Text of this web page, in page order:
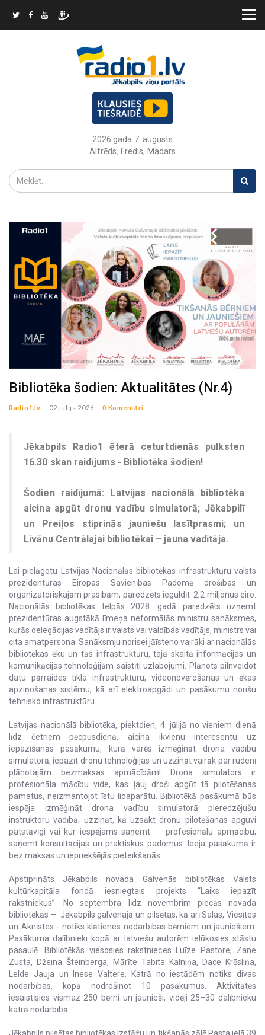
2026.gada 7. augusts
Alfrēds, Fredis, Madars
Bibliotēka šodien: Aktualitātes (Nr.4)
Radio1.lv -- 02 julijs 2026 -- 0 Komentāri
Jēkabpils Radio1 ēterā ceturtdienās pulksten
16.30 skan raidījums - Bibliotēka šodien!
Šodien raidījumā: Latvijas nacionālā bibliotēka
aicina apgūt dronu vadību simulatorā; Jēkabpilī
un Preiļos stiprinās jauniešu lasītprasmi; un
Līvānu Centrālajai bibliotēkai – jauna vadītāja.
Lai pielāgotu Latvijas Nacionālās bibliotēkas infrastruktūru valsts
prezidentūras Eiropas Savienības Padomē drošības un
organizatoriskajām prasībām, paredzēts ieguldīt 2,2 miljonus eiro.
Nacionālās bibliotēkas telpās 2028. gadā paredzēts uzņemt
prezidentūras augstākā līmeņa neformālās ministru sanāksmes,
kurās delegācijas vadītājs ir valsts vai valdības vadītājs, ministrs vai
cita amatpersona. Sanāksmju norisei jāīsteno vairāki ar nacionālās
bibliotēkas ēku un tās infrastruktūru, tajā skaitā informācijas un
komunikācijas tehnoloģijām saistīti uzlabojumi. Plānots pilnveidot
datu pārraides tīkla infrastruktūru, videonovērošanas un ēkas
apziņošanas sistēmu, kā arī elektroapgādi un pasākumu norišu
tehnisko infrastruktūru.
Latvijas nacionālā bibliotēka, piektdien, 4. jūlijā no vieniem dienā
līdz četriem pēcpusdienā, aicina ikvienu interesentu uz
iepazīšanās pasākumu, kurā varēs izmēģināt drona vadību
simulatorā, iepazīt dronu tehnoloģijas un uzzināt vairāk par rudenī
plānotajām bezmaksas apmācībām! Drona simulators ir
profesionāla mācību vide, kas ļauj droši apgūt tā pilotēšanas
pamatus, neizmantojot īstu lidaparātu. Bibliotēkā pasākumā būs
iespēja izmēģināt drona vadību simulatorā pieredzējušu
instruktoru vadībā; uzzināt, kā uzsākt dronu pilotēšanas apguvi
patstāvīgi vai kur iespējams saņemt profesionālu apmācību;
saņemt konsultācijas un praktiskus padomus. Ieeja pasākumā ir
bez maksas un iepriekšējās pieteikšanās.
Apstiprināts Jēkabpils novada Galvenās bibliotēkas Valsts
kultūrkapitāla fondā iesniegtais projekts “Laiks iepazīt
rakstniekus”. No septembra līdz novembrim piecās novada
bibliotēkās – Jēkabpils galvenajā un pilsētas, kā arī Salas, Viesītes
un Aknīstes - notiks klātienes nodarbības bērniem un jauniešiem.
Pasākuma dalībnieki kopā ar latviešu autorēm ielūkosies stāstu
pasaulē. Bibliotēkās viesosies rakstnieces Luīze Pastore, Zane
Zusta, Džeina Šteinberga, Mārīte Tabita Kalniņa, Dace Krēsliņa,
Lelde Jauja un Inese Valtere. Katrā no iestādēm notiks divas
nodarbības, kopā nodrošinot 10 pasākumus. Aktivitātēs
iesaistīsies vismaz 250 bērni un jaunieši, vidēji 25–30 dalībnieku
katrā nodarbībā.